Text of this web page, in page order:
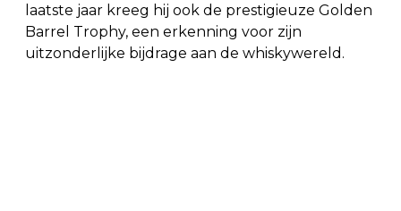
laatste jaar kreeg hij ook de prestigieuze Golden
Barrel Trophy, een erkenning voor zijn
uitzonderlijke bijdrage aan de whiskywereld.